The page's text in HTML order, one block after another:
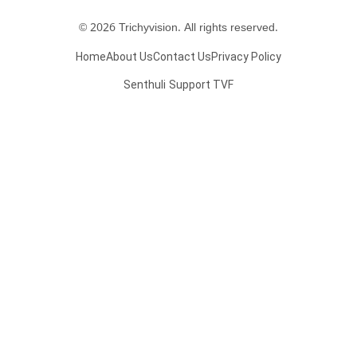
© 2026 Trichyvision. All rights reserved.
HomeAbout UsContact UsPrivacy Policy
Senthuli Support TVF